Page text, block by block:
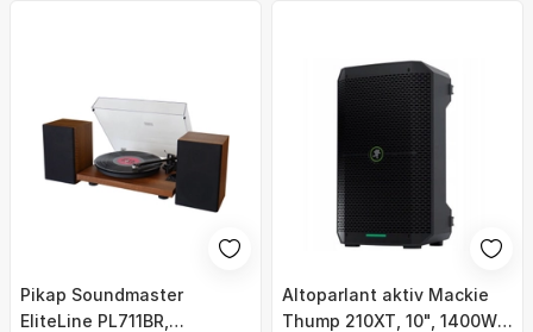
Pikap Soundmaster
EliteLine PL711BR,
Altoparlant aktiv Mackie
Thump 210XT, 10", 1400W,